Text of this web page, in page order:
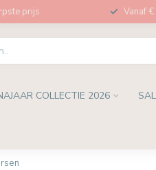
prijs Vanaf
COLLECTIE 2026